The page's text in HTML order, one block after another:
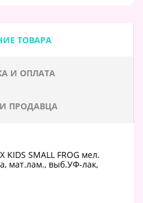
ТОВАРА
И ОПЛАТА
ПРОДАВЦА
KIDS SMALL FROG мел.
мат.лам., выб.УФ-лак,